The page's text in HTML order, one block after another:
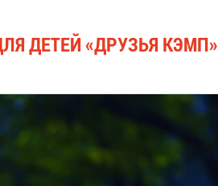
ДЕТЕЙ «ДРУЗЬЯ КЭМП»